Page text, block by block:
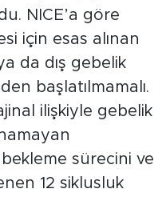
NICE’a göre
için esas alınan
da dış gebelik
başlatılmamalı.
ilişkiyle gebelik
sürecini ve
12 siklusluk